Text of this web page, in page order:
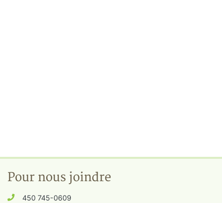
Pour nous joindre
450 745-0609